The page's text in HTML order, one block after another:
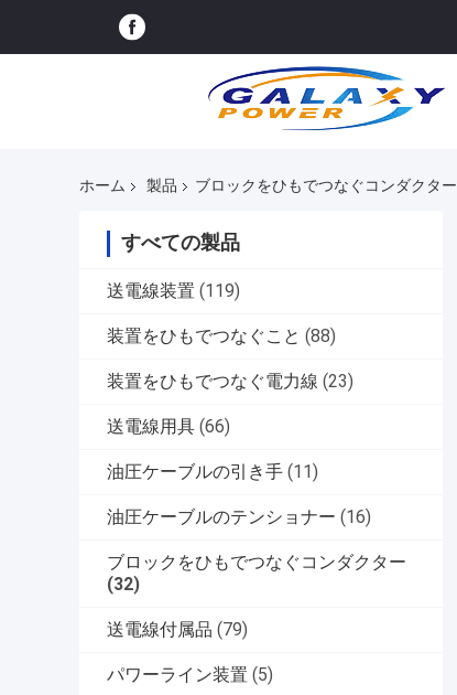
ホーム 製品 ブロックをひもでつなぐコンダクター
すべての製品
送電線装置 (119)
装置をひもでつなぐこと (88)
装置をひもでつなぐ電力線 (23)
送電線用具 (66)
油圧ケーブルの引き手 (11)
油圧ケーブルのテンショナー (16)
ブロックをひもでつなぐコンダクター
(32)
送電線付属品 (79)
パワーライン装置 (5)